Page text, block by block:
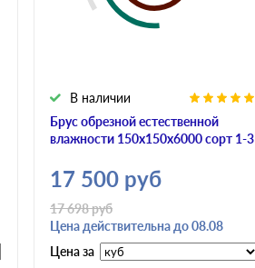
Брус обрезной естественной
влажности 150х150х6000 сорт 1-3
В наличии
17 500 руб
17 698руб
Цена действительна до 08.08
Цена за